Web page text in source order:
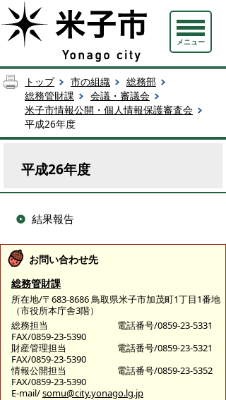
メニュー
トップ 市の組織
総務部
総務管財課
会議・審議会
米子市情報公開・個人情報保護審査会
平成26年度
平成26年度
結果報告
お問い合わせ先
総務管財課
所在地/〒683-8686 鳥取県米子市加茂町1丁目1番地
（市役所本庁舎3階）
総務担当
電話番号/0859-23-5331
FAX/0859-23-5390
財産管理担当
電話番号/0859-23-5321
FAX/0859-23-5390
情報公開担当
電話番号/0859-23-5352
FAX/0859-23-5390
E-mail/somu@city.yonago.lg.jp